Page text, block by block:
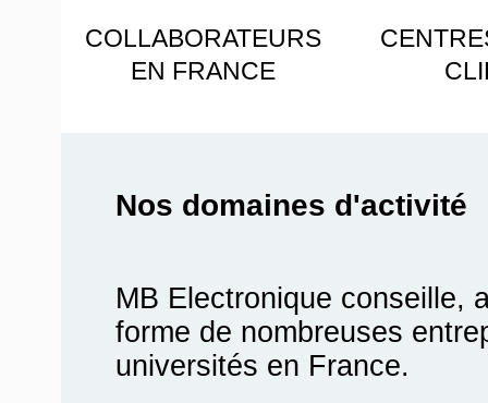
COLLABORATEURS
EN FRANCE
Nos domaines d'activité
MB Electronique conseille,
forme de nombreuses
universités en France.